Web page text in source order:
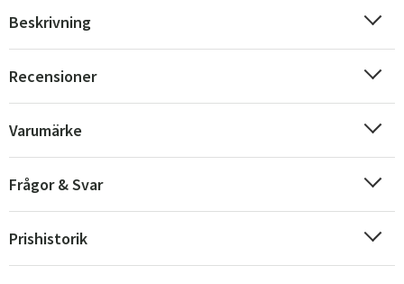
Beskrivning
Recensioner
Varumärke
Frågor & Svar
Prishistorik